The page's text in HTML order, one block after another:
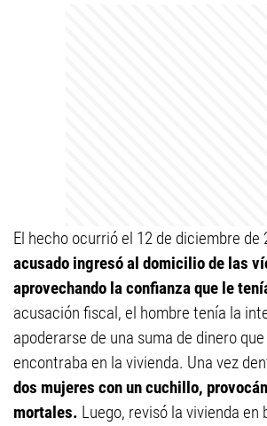
El hecho ocurrió el 12 de diciembre de
acusado ingresó al domicilio de las
aprovechando la confianza que le
acusación fiscal, el hombre tenía la
apoderarse de una suma de dinero
encontraba en la vivienda. Una vez
dos mujeres con un cuchillo,
mortales. Luego, revisó la vivienda en